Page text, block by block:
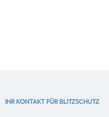
IHR KONTAKT FÜR BLITZSCHUTZ